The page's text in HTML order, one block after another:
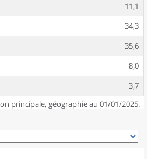
11,1
34,3
35,6
8,0
3,7
principale, géographie au 01/01/2025.